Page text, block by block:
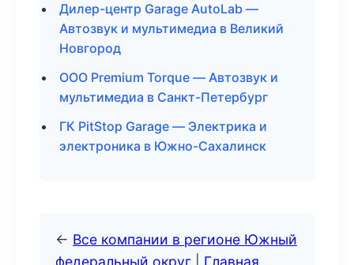
Дилер-центр Garage AutoLab —
Автозвук и мультимедиа в Великий
Новгород
ООО Premium Torque — Автозвук и
мультимедиа в Санкт-Петербург
ГК PitStop Garage — Электрика и
электроника в Южно-Сахалинск
← Все компании в регионе Южный
федеральный округ
Главная